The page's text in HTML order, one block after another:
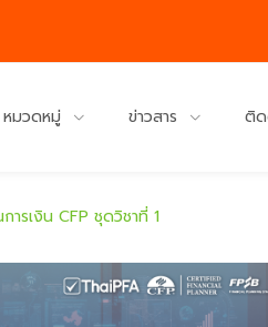
หมวดหมู่ ข่าวสาร ติด
รเงิน CFP ชุดวิชาที่ 1